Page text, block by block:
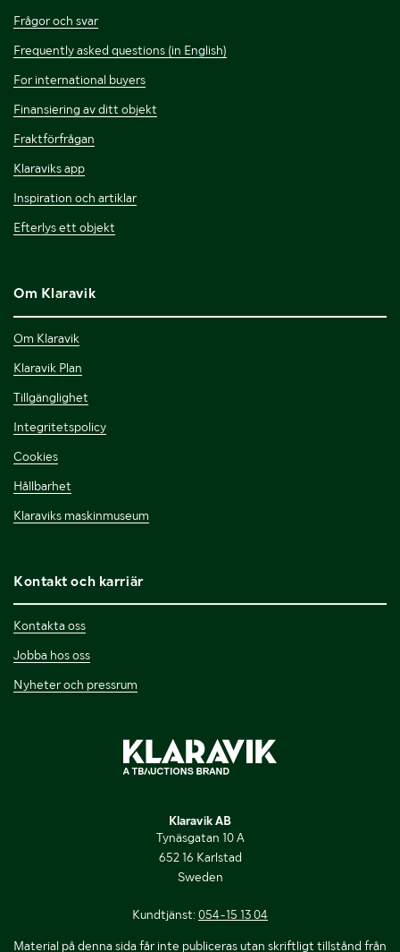
Frågor och svar
Frequently asked questions (in English)
For international buyers
Finansiering av ditt objekt
Fraktförfrågan
Klaraviks app
Inspiration och artiklar
Efterlys ett objekt
Om Klaravik
Om Klaravik
Klaravik Plan
Tillgänglighet
Integritetspolicy
Cookies
Hållbarhet
Klaraviks maskinmuseum
Kontakt och karriär
Kontakta oss
Jobba hos oss
Nyheter och pressrum
Klaravik AB
Tynäsgatan 10 A
652 16 Karlstad
Sweden
Kundtjänst: 054-15 13 04
Material på denna sida får inte publiceras utan skriftligt tillstånd från